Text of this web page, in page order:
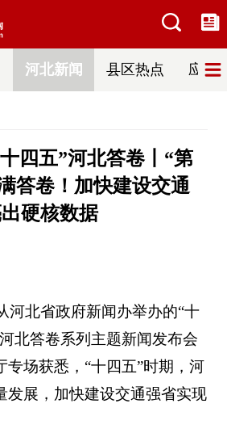
河北新闻 县区热点 应急
四五”河北答卷丨“第
答卷！加快建设交通
硬核数据
河北省政府新闻办举办的“十
北答卷系列主题新闻发布会
专场获悉，“十四五”时期，河
发展，加快建设交通强省实现